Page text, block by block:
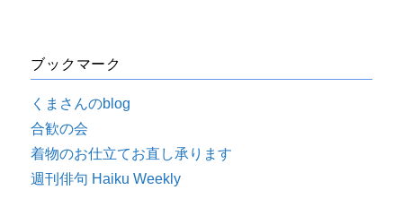
ブックマーク
くまさんのblog
合歓の会
着物のお仕立てお直し承ります
週刊俳句 Haiku Weekly